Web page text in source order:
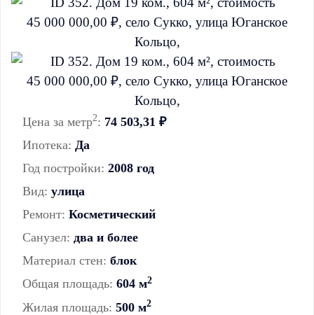
Цена за метр2: 74 503,31 ₽
Ипотека: Да
Год постройки: 2008 год
Вид: улица
Ремонт: Косметический
Санузел: два и более
Материал стен: блок
Общая площадь: 604 м2
Жилая площадь: 500 м2